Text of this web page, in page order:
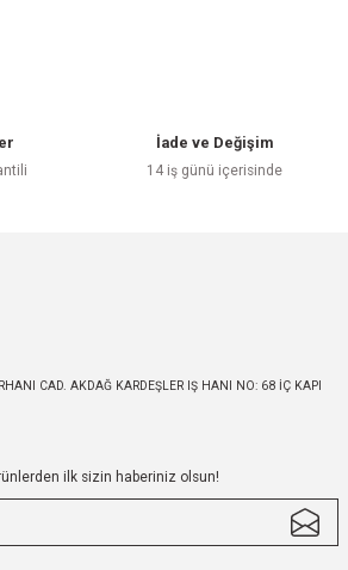
İade ve Değişim
14 iş günü içerisinde
CAD. AKDAĞ KARDEŞLER IŞ HANI NO: 68 İÇ KAPI
ilk sizin haberiniz olsun!